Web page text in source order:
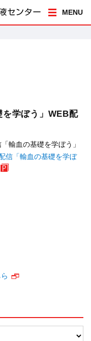
MENU
を学ぼう」WEB配
輸血の基礎を学ぼう」
信「輸血の基礎を学ぼ